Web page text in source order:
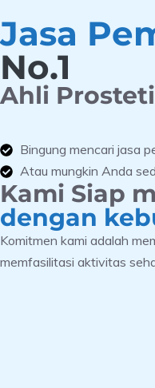
Jasa
No.1
Ahli
Bingung mencari jasa
Atau mungkin Anda
Kami Siap
dengan
Komitmen kami adalah
memfasilitasi aktivitas